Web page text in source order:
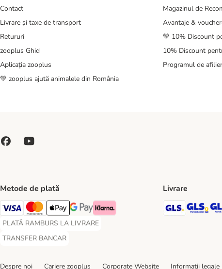
Contact
Livrare și taxe de transport
Retururi
zooplus Ghid
Aplicația zooplus
💚 zooplus ajută animalele din România
Magazinul de
Avantaje &
💚 10% Discount
10% Discount
Programul de
Metode de plată
Visa Payment Method
Master Card Payment Method
Apple Pay Payment Method
Google Pay Payment Method
Klarna Payment Method
PLATĂ RAMBURS LA LIVRARE
PLATĂ RAMBURS LA LIVRARE Payment Method
TRANSFER BANCAR
TRANSFER BANCAR Payment Method
Livrare
GLS
Despre noi Cariere zooplus Corporate Website Informații legale